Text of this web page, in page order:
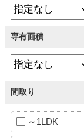
専有面積
間取り
～1LDK